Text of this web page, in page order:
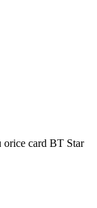
orice card BT Star